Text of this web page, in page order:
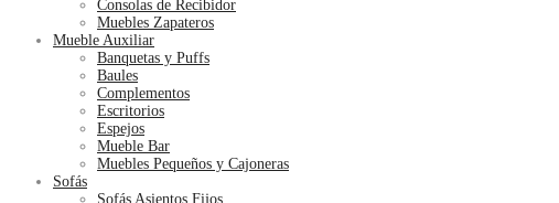
Consolas de Recibidor
Muebles Zapateros
Mueble Auxiliar
Banquetas y Puffs
Baules
Complementos
Escritorios
Espejos
Mueble Bar
Muebles Pequeños y Cajoneras
Sofás
Sofás Asientos Fijos